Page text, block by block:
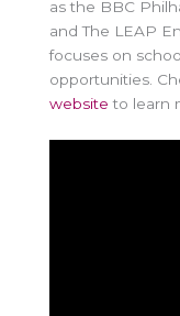
as the BBC
and The LEAP
focuses on
opportunities.
website to learn